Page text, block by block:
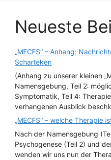
Neueste
„MECFS“ – Anhang:
Scharteken
(Anhang zu unserer kleinen
Namensgebung, Teil 2:
Symptomatik, Teil 4:
verhangenen Ausblick
„MECFS“ – welche Therapie
Nach der Namensgebung
Psychogenese (Teil 2) und
wenden wir uns nun der